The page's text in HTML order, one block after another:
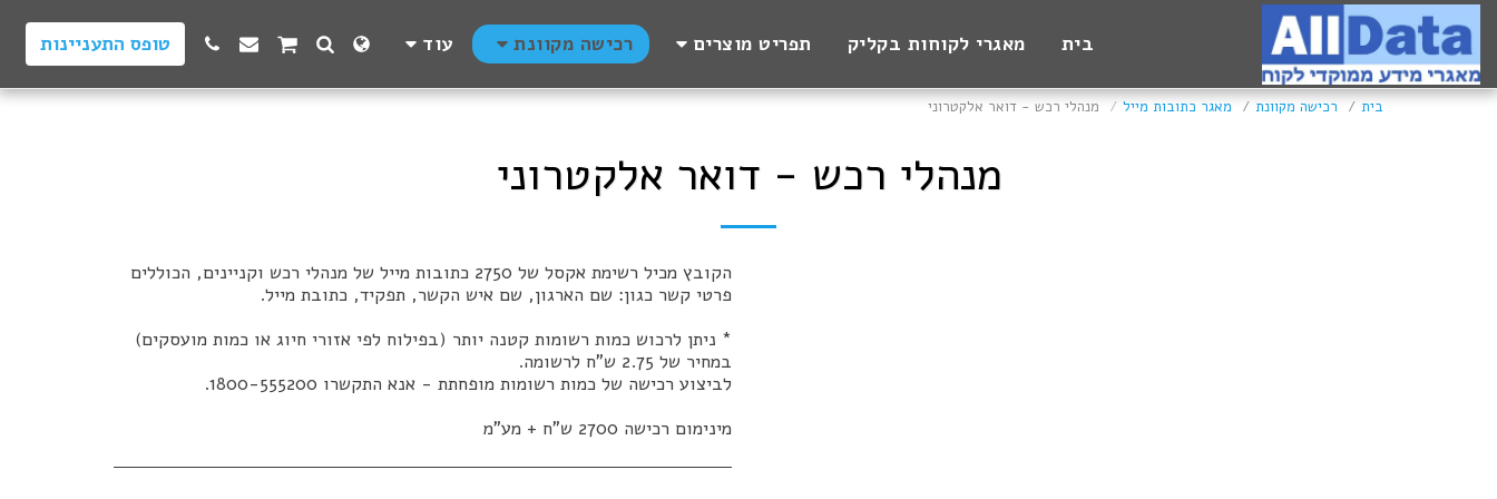
בית מאגרי לקוחות בקליק תפריט מוצרים רכישה מקוונת עוד טופס התעניינות
בית רכישה מקוונת מאגר כתובות מייל מנהלי רכש - דואר אלקטרוני
מנהלי רכש - דואר אלקטרוני
הקובץ מכיל רשימת אקסל של 2750 כתובות מייל של מנהלי רכש וקניינים, הכוללים
* ניתן לרכוש כמות רשומות קטנה יותר (בפילוח לפי אזורי חיוג או כמות מועסקים)
מינימום רכישה 2700 ש"ח + מע"מ